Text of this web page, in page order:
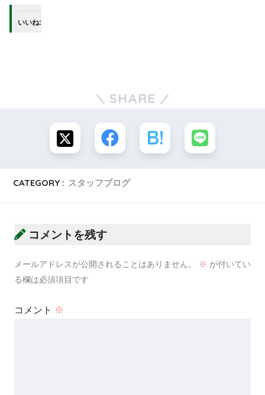
いいね:
SHARE
CATEGORY : スタッフブログ
コメントを残す
メールアドレスが公開されることはありません。 ※ が付いてい
る欄は必須項目です
コメント ※